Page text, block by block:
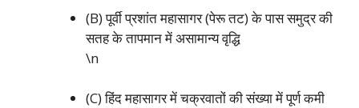
(B) पूर्वी प्रशांत महासागर (पेरू तट) के पास समुद्र की
सतह के तापमान में असामान्य वृद्धि
\n
(C) हिंद महासागर में चक्रवातों की संख्या में पूर्ण कमी